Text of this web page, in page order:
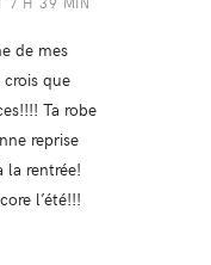
de mes
que
Ta robe
reprise
la rentrée!
l’été!!!